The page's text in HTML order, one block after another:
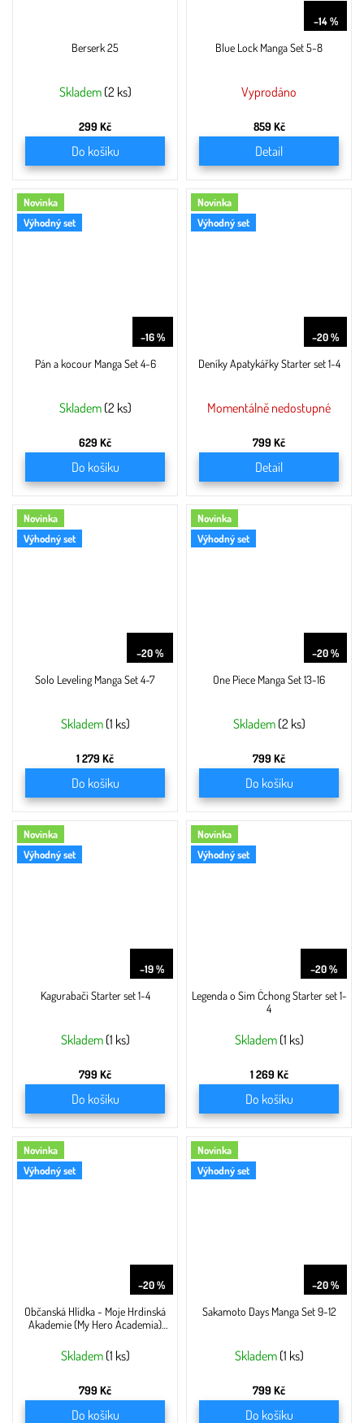
Berserk 25
Skladem (2 ks)
299 Kč
Do košíku
–14 %
Blue Lock Manga Set 5-8
Vyprodáno
859 Kč
Detail
Novinka
Výhodný set
–16 %
Pán a kocour Manga Set 4-6
Skladem (2 ks)
629 Kč
Do košíku
Novinka
Výhodný set
–20 %
Deníky Apatykářky Starter set 1-4
Momentálně nedostupné
799 Kč
Detail
Novinka
Výhodný set
–20 %
Solo Leveling Manga Set 4-7
Skladem (1 ks)
1 279 Kč
Do košíku
Novinka
Výhodný set
–20 %
One Piece Manga Set 13-16
Skladem (2 ks)
799 Kč
Do košíku
Novinka
Výhodný set
–19 %
Kagurabači Starter set 1-4
Skladem (1 ks)
799 Kč
Do košíku
Novinka
Výhodný set
–20 %
Legenda o Sim Čchong Starter set 1-
4
Skladem (1 ks)
1 269 Kč
Do košíku
Novinka
Výhodný set
–20 %
Občanská Hlídka - Moje Hrdinská
Akademie (My Hero Academia)
Skladem (1 ks)
799 Kč
Do košíku
Novinka
Výhodný set
–20 %
Sakamoto Days Manga Set 9-12
Skladem (1 ks)
799 Kč
Do košíku